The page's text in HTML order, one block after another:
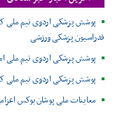
پوشش پزشکی اردوی تیم
فدراسیون پزشکی ورزشی
پوشش پزشکی اردوی تیم ملی
پوشش پزشکی اردوی تیم ملی
معاینات ملی پوشان بوکس